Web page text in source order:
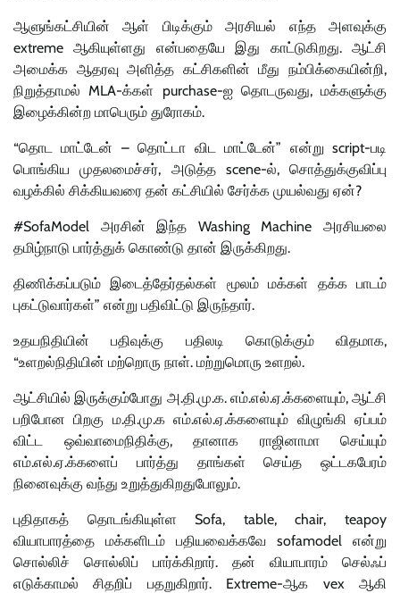
ஆளுங்கட்சியின் ஆள் பிடிக்கும் அரசியல் எந்த அளவுக்கு
extreme ஆகியுள்ளது என்பதையே இது காட்டுகிறது. ஆட்சி
அமைக்க ஆதரவு அளித்த கட்சிகளின் மீது நம்பிக்கையின்றி,
நிறுத்தாமல் MLA-க்கள் purchase-ஐ தொடருவது, மக்களுக்கு
இழைக்கின்ற மாபெரும் துரோகம்.
“தொட மாட்டேன் – தொட்டா விட மாட்டேன்” என்று script-படி
பொங்கிய முதலமைச்சர், அடுத்த scene-ல், சொத்துக்குவிப்பு
வழக்கில் சிக்கியவரை தன் கட்சியில் சேர்க்க முயல்வது ஏன்?
#SofaModel அரசின் இந்த Washing Machine அரசியலை
தமிழ்நாடு பார்த்துக் கொண்டு தான் இருக்கிறது.
திணிக்கப்படும் இடைத்தேர்தல்கள் மூலம் மக்கள் தக்க பாடம்
புகட்டுவார்கள்” என்று பதிவிட்டு இருந்தார்.
உதயநிதியின் பதிவுக்கு பதிலடி கொடுக்கும் விதமாக,
“உளறல்நிதியின் மற்றொரு நாள். மற்றுமொரு உளறல்.
ஆட்சியில் இருக்கும்போது அ.தி.மு.க. எம்.எல்.ஏ.க்களையும், ஆட்சி
பறிபோன பிறகு ம.தி.மு.க எம்.எல்.ஏ.க்களையும் விழுங்கி ஏப்பம்
விட்ட ஒவ்வாமைநிதிக்கு, தானாக ராஜினாமா செய்யும்
எம்.எல்.ஏ.க்களைப் பார்த்து தாங்கள் செய்த ஒட்டகபேரம்
நினைவுக்கு வந்து உறுத்துகிறதுபோலும்.
புதிதாகத் தொடங்கியுள்ள Sofa, table, chair, teapoy
வியாபாரத்தை மக்களிடம் பதியவைக்கவே sofamodel என்று
சொல்லிச் சொல்லிப் பார்க்கிறார். தன் வியாபாரம் செல்ஃப்
எடுக்காமல் சிதறிப் பதறுகிறார். Extreme-ஆக vex ஆகி